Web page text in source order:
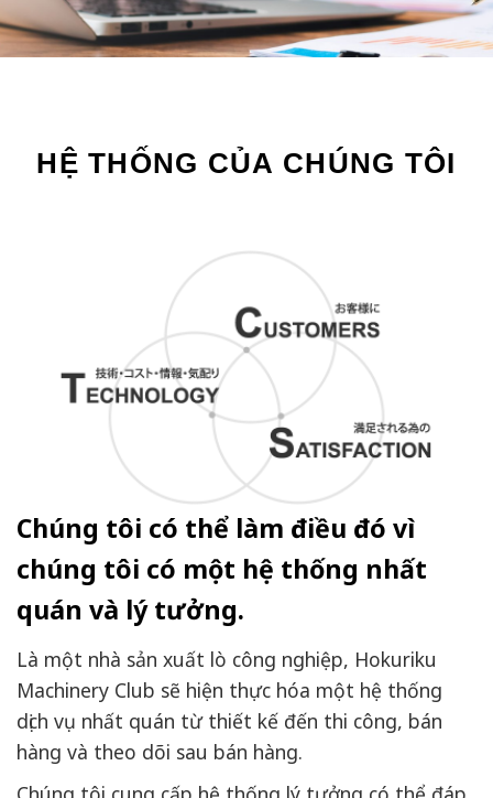
HỆ THỐNG CỦA CHÚNG TÔI
Chúng tôi có thể làm điều đó vì
chúng tôi có một hệ thống nhất
quán và lý tưởng.
Là một nhà sản xuất lò công nghiệp, Hokuriku
Machinery Club sẽ hiện thực hóa một hệ thống
dịch vụ nhất quán từ thiết kế đến thi công, bán
hàng và theo dõi sau bán hàng.